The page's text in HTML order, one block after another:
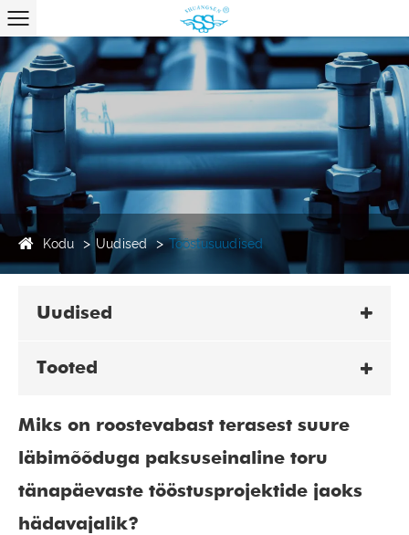
Kodu Uudised Tööstusuudised
Uudised
Tooted
Miks on roostevabast terasest suure
läbimõõduga paksuseinaline toru
tänapäevaste tööstusprojektide jaoks
hädavajalik?